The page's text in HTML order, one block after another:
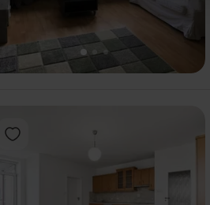
1 2 3
Pridať do obľúbených